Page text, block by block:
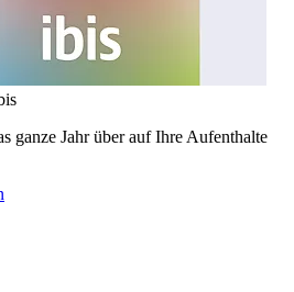
ganze Jahr über auf Ihre Aufenthalte